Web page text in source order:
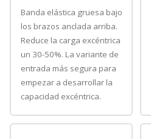
Banda elástica gruesa bajo
los brazos anclada arriba.
Reduce la carga excéntrica
un 30-50%. La variante de
entrada más segura para
empezar a desarrollar la
capacidad excéntrica.